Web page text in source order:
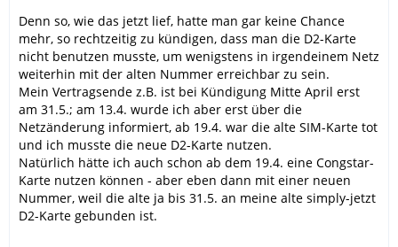
Denn so, wie das jetzt lief, hatte man gar keine Chance
mehr, so rechtzeitig zu kündigen, dass man die D2-Karte
nicht benutzen musste, um wenigstens in irgendeinem Netz
weiterhin mit der alten Nummer erreichbar zu sein.
Mein Vertragsende z.B. ist bei Kündigung Mitte April erst
am 31.5.; am 13.4. wurde ich aber erst über die
Netzänderung informiert, ab 19.4. war die alte SIM-Karte tot
und ich musste die neue D2-Karte nutzen.
Natürlich hätte ich auch schon ab dem 19.4. eine Congstar-
Karte nutzen können - aber eben dann mit einer neuen
Nummer, weil die alte ja bis 31.5. an meine alte simply-jetzt
D2-Karte gebunden ist.